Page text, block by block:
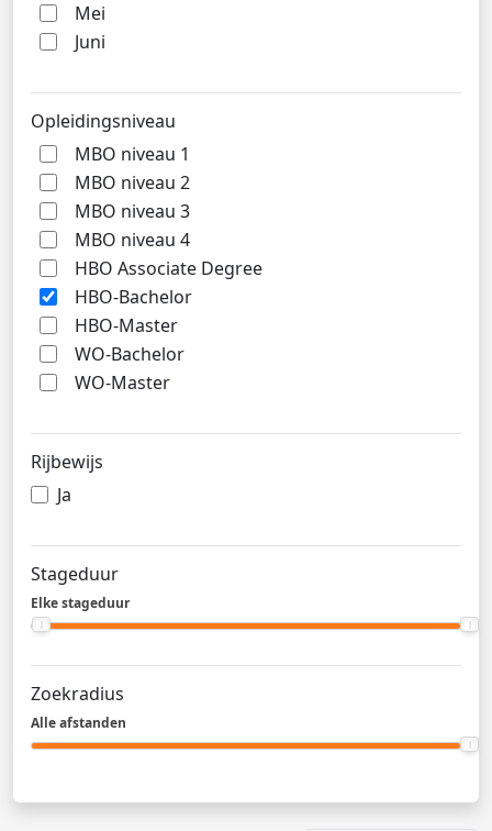
Mei
Juni
Opleidingsniveau
MBO niveau 1
MBO niveau 2
MBO niveau 3
MBO niveau 4
HBO Associate Degree
HBO-Bachelor
HBO-Master
WO-Bachelor
WO-Master
Rijbewijs
Ja
Stageduur
Elke stageduur
Zoekradius
Alle afstanden